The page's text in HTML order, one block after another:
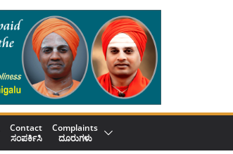
Contact
ಸಂಪರ್ಕಿಸಿ
Complaints
ದೂರುಗಳು